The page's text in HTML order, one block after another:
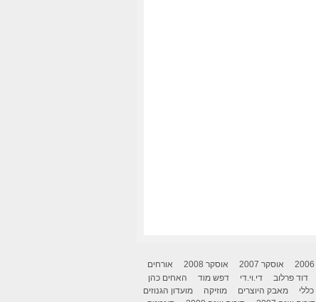
אוסקר 2007 אוסקר 2008
אורחים
דוד פרלוב די.וי.די דפש מוד
האחים כהן
כללי מאבק היוצרים מוזיקה
מועדון הגנוזים